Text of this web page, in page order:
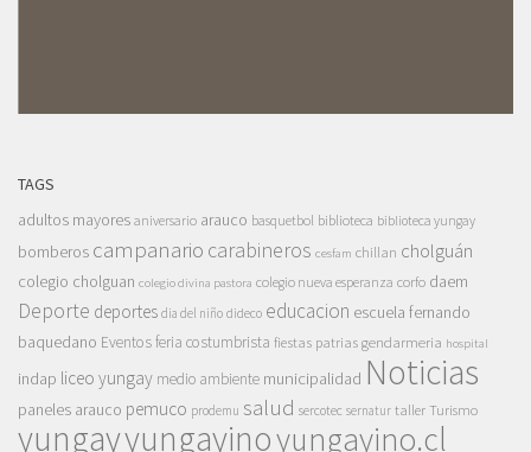
TAGS
adultos mayores aniversario arauco basquetbol biblioteca biblioteca yungay
bomberos campanario carabineros cesfam chillan cholguán
colegio cholguan colegio divina pastora colegio nueva esperanza corfo daem
Deporte deportes dia del niño dideco educacion escuela fernando
baquedano Eventosferia costumbrista fiestas patrias gendarmeria hospital
indap liceo yungay medio ambiente municipalidad Noticias
paneles arauco pemuco prodemu salud sercotec sernatur taller Turismo
yungayyungayinoyungayino.cl